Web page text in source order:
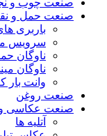
صنعت چوب و
صنعت حمل و
باربری
سرویس
ناوگان
ناوگان
وانت بار
صنعت روغن
صنعت عکاسی و
آتلیه ها